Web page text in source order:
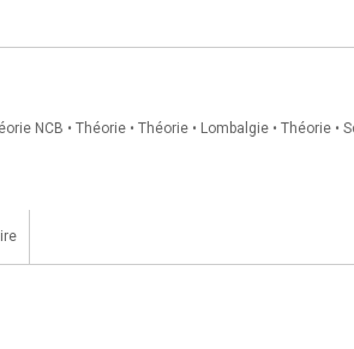
NCB • Théorie• Théorie• Lombalgie• Théorie•